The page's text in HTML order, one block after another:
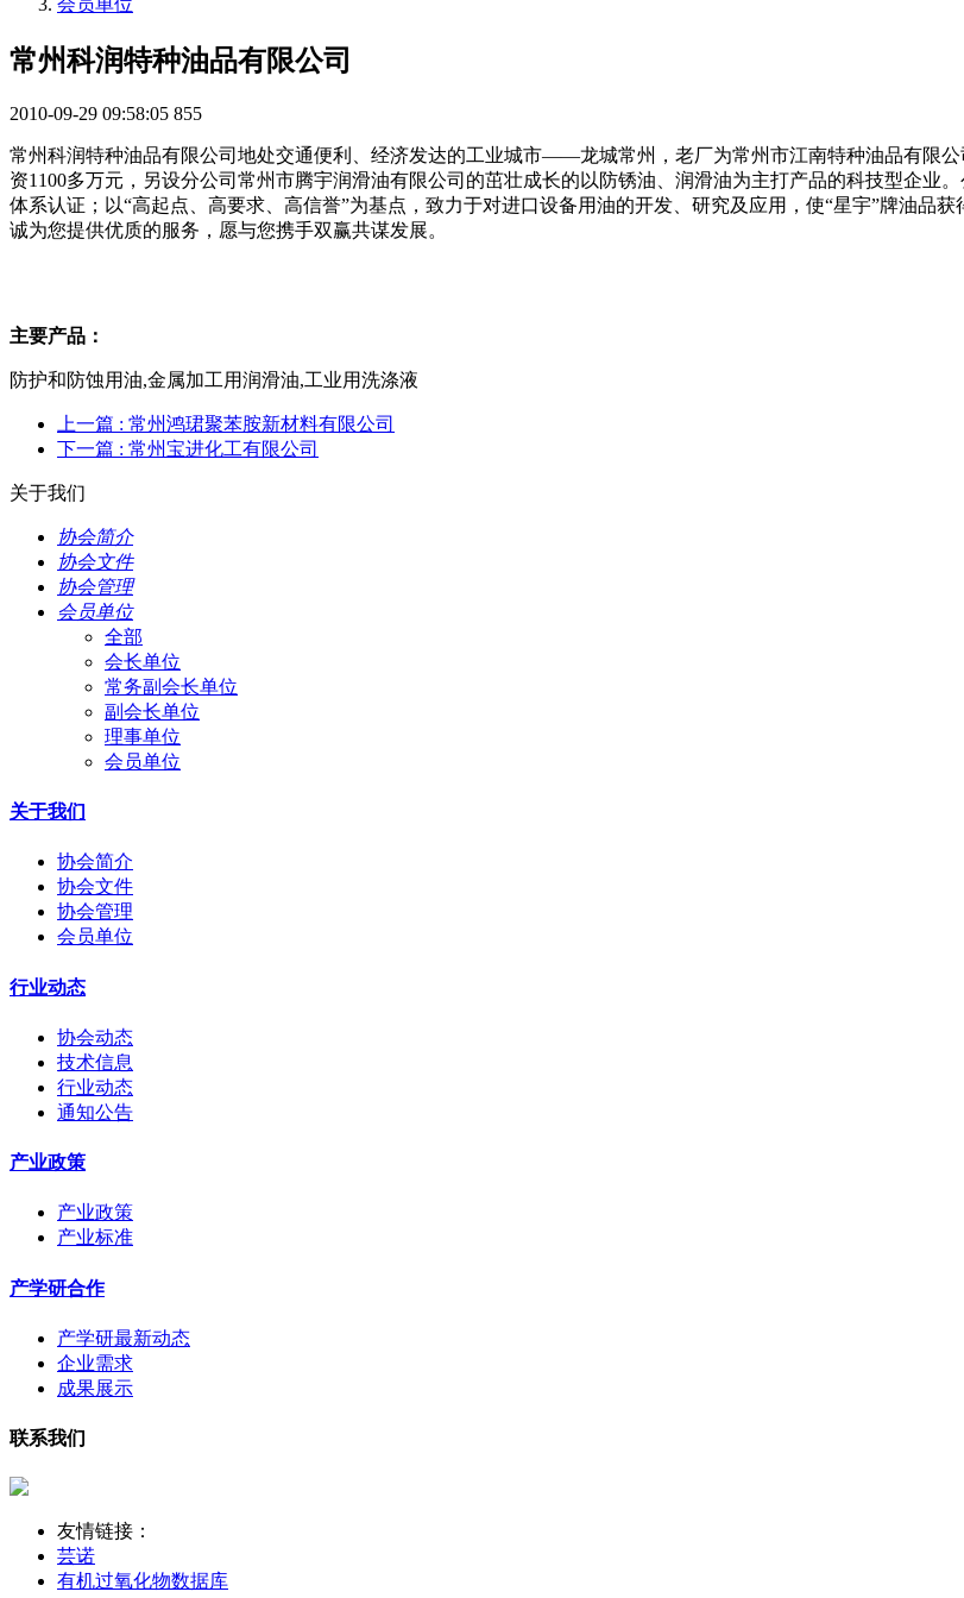
会员单位
常州科润特种油品有限公司
2010-09-29 09:58:05 855
常州科润特种油品有限公司地处交通便利、经济发达的工业城市——龙城常州，老厂为常州市江南特种油品有限
资1100多万元，另设分公司常州市腾宇润滑油有限公司的茁壮成长的以防锈油、润滑油为主打产品的科技型企业
体系认证；以“高起点、高要求、高信誉”为基点，致力于对进口设备用油的开发、研究及应用，使“星宇”牌油品
诚为您提供优质的服务，愿与您携手双赢共谋发展。
主要产品：
防护和防蚀用油,金属加工用润滑油,工业用洗涤液
上一篇 : 常州鸿珺聚苯胺新材料有限公司
下一篇 : 常州宝进化工有限公司
关于我们
协会简介
协会文件
协会管理
会员单位
全部
会长单位
常务副会长单位
副会长单位
理事单位
会员单位
关于我们
协会简介
协会文件
协会管理
会员单位
行业动态
协会动态
技术信息
行业动态
通知公告
产业政策
产业政策
产业标准
产学研合作
产学研最新动态
企业需求
成果展示
联系我们
友情链接：
芸诺
有机过氧化物数据库